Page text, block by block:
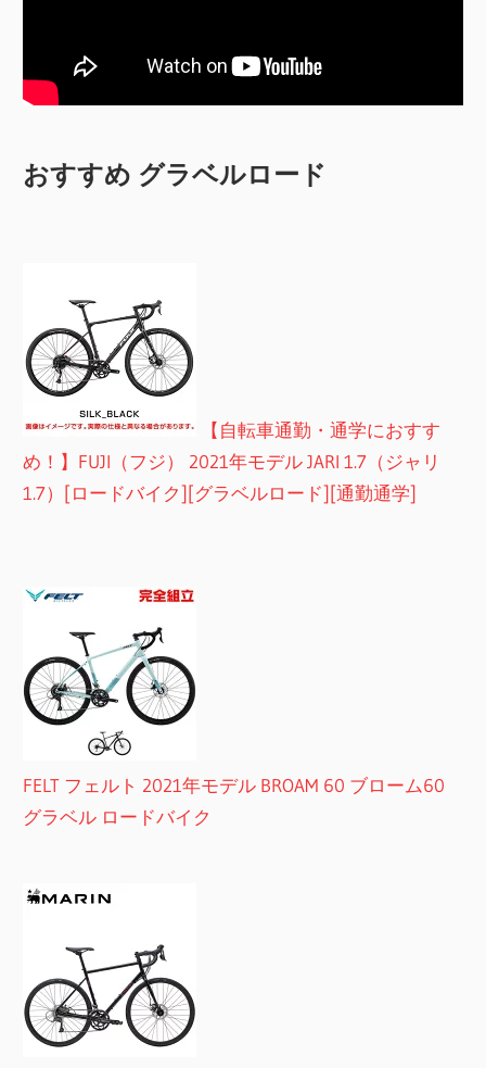
おすすめ グラベルロード
【自転車通勤・通学におすす
め！】FUJI（フジ） 2021年モデル JARI 1.7（ジャリ
1.7）[ロードバイク][グラベルロード][通勤通学]
FELT フェルト 2021年モデル BROAM 60 ブローム60
グラベル ロードバイク